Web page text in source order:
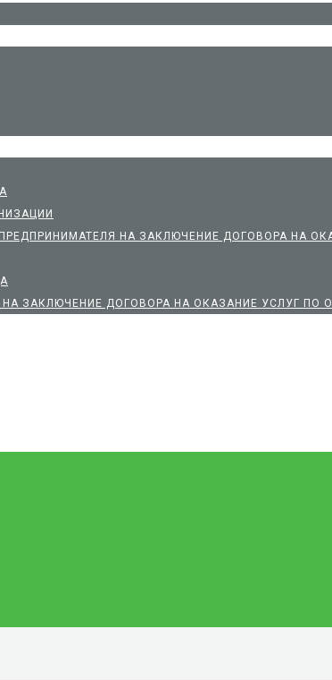
НА ЗАКЛЮЧЕНИЕ ДОГОВОРА НА
ЗАКЛЮЧЕНИЕ ДОГОВОРА НА ОКАЗАНИЕ УСЛУГ